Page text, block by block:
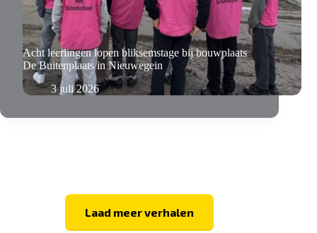
Acht leerlingen lopen bliksemstage bij bouwplaats
De Buitenplaats in Nieuwegein
3 juli 2026
Laad meer verhalen